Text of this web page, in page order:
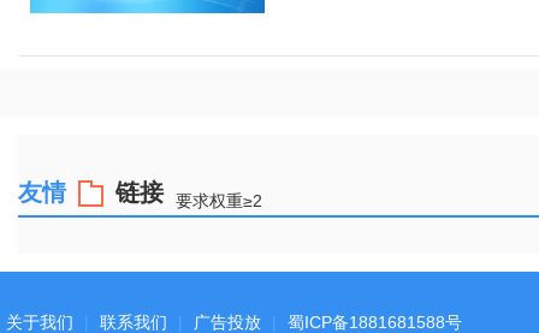
友情 链接 要求权重≥2
关于我们 联系我们 广告投放 蜀ICP备1881681588号